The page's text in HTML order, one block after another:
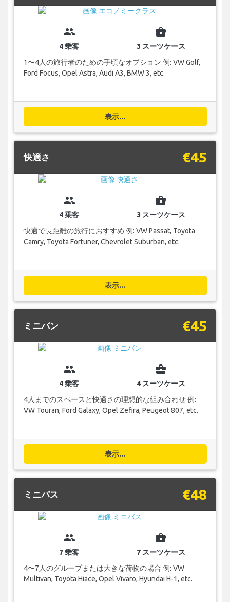
group
4 乗客
business_center
3 スーツケース
1〜4人の旅行者のための手頃なオプション 例: VW Golf,
Ford Focus, Opel Astra, Audi A3, BMW 3, etc.
表示...
快適さ €45
group
4 乗客
business_center
3 スーツケース
快適で長距離の旅行におすすめ 例: VW Passat, Toyota
Camry, Toyota Fortuner, Chevrolet Suburban, etc.
表示...
ミニバン €45
group
4 乗客
business_center
4 スーツケース
4人までのスペースと快適さの理想的な組み合わせ 例:
VW Touran, Ford Galaxy, Opel Zefira, Peugeot 807, etc.
表示...
ミニバス €48
group
7 乗客
business_center
7 スーツケース
4〜7人のグループまたは大きな荷物の場合 例: VW
Multivan, Toyota Hiace, Opel Vivaro, Hyundai H-1, etc.